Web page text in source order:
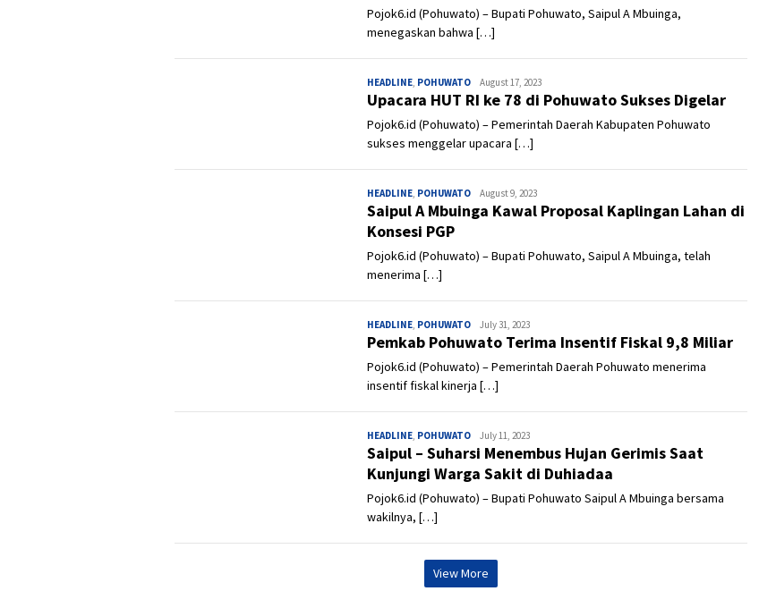
Pojok6.id (Pohuwato) – Bupati Pohuwato, Saipul A Mbuinga,
menegaskan bahwa […]
HEADLINE, POHUWATO Admin
August 17, 2023
Upacara HUT RI ke 78 di Pohuwato Sukses Digelar
Pojok6.id (Pohuwato) – Pemerintah Daerah Kabupaten Pohuwato
sukses menggelar upacara […]
HEADLINE, POHUWATO Admin
August 9, 2023
Saipul A Mbuinga Kawal Proposal Kaplingan Lahan di
Konsesi PGP
Pojok6.id (Pohuwato) – Bupati Pohuwato, Saipul A Mbuinga, telah
menerima […]
HEADLINE, POHUWATO Admin
July 31, 2023
Pemkab Pohuwato Terima Insentif Fiskal 9,8 Miliar
Pojok6.id (Pohuwato) – Pemerintah Daerah Pohuwato menerima
insentif fiskal kinerja […]
HEADLINE, POHUWATO Admin
July 11, 2023
Saipul – Suharsi Menembus Hujan Gerimis Saat
Kunjungi Warga Sakit di Duhiadaa
Pojok6.id (Pohuwato) – Bupati Pohuwato Saipul A Mbuinga bersama
wakilnya, […]
View More